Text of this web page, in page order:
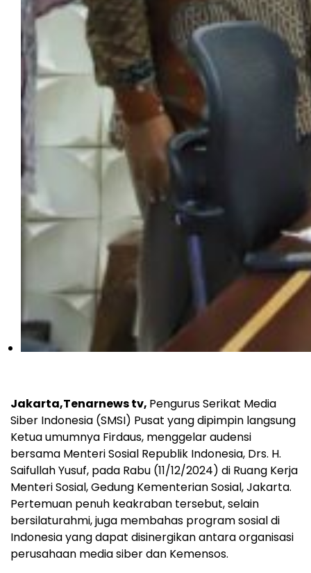
Jakarta,Tenarnews tv, Pengurus Serikat Media
Siber Indonesia (SMSI) Pusat yang dipimpin langsung
Ketua umumnya Firdaus, menggelar audensi
bersama Menteri Sosial Republik Indonesia, Drs. H.
Saifullah Yusuf, pada Rabu (11/12/2024) di Ruang Kerja
Menteri Sosial, Gedung Kementerian Sosial, Jakarta.
Pertemuan penuh keakraban tersebut, selain
bersilaturahmi, juga membahas program sosial di
Indonesia yang dapat disinergikan antara organisasi
perusahaan media siber dan Kemensos.